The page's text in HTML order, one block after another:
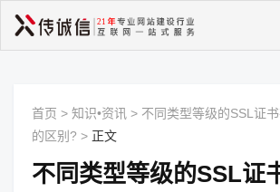
首页 > 知识•资讯 > 不同类型等级的SSL证
的区别? > 正文
不同类型等级的SSL证